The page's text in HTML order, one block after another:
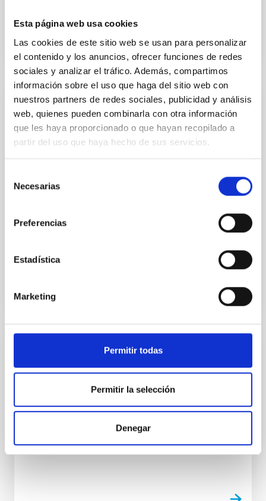
Esta página web usa cookies
Las cookies de este sitio web se usan para personalizar
el contenido y los anuncios, ofrecer funciones de redes
sociales y analizar el tráfico. Además, compartimos
información sobre el uso que haga del sitio web con
nuestros partners de redes sociales, publicidad y análisis
web, quienes pueden combinarla con otra información
que les haya proporcionado o que hayan recopilado a
partir del uso que haya hecho de sus servicios.
Necesarias
Preferencias
Estadística
Marketing
Permitir todas
Permitir la selección
Denegar
PUBLICACIÓN
Coordinated Space- and Ground-based
Monitoring of Accretion Bursts in a
Protoplanetary Disk: Establishing Mid-
Diagnostics for JWST/MIRI
(MIR) hydrogen recombination lines observed with
VISIR/VLT observations of brown dwarfs in
Upper Scorpius
We present mid-IR observations of a sample of very
Scorpius association. The main goal of these
observations is to...